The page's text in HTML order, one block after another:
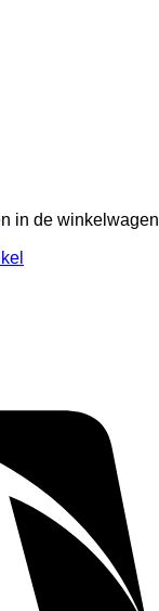
in de winkelwagen.